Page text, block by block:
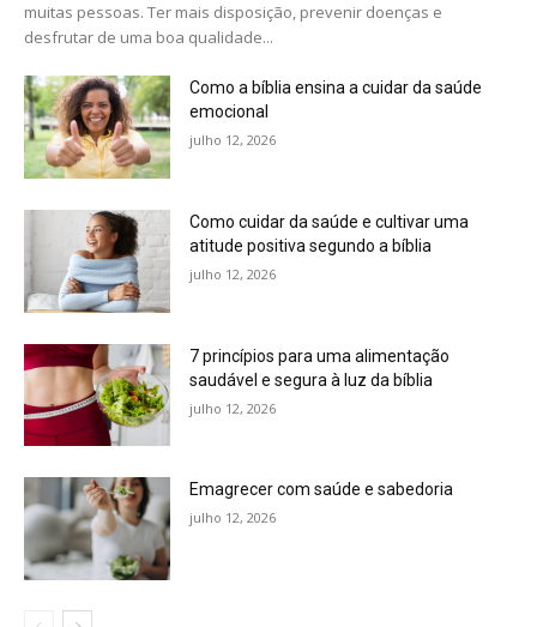
muitas pessoas. Ter mais disposição, prevenir doenças e
desfrutar de uma boa qualidade...
Como a bíblia ensina a cuidar da saúde
emocional
julho 12, 2026
Como cuidar da saúde e cultivar uma
atitude positiva segundo a bíblia
julho 12, 2026
7 princípios para uma alimentação
saudável e segura à luz da bíblia
julho 12, 2026
Emagrecer com saúde e sabedoria
julho 12, 2026